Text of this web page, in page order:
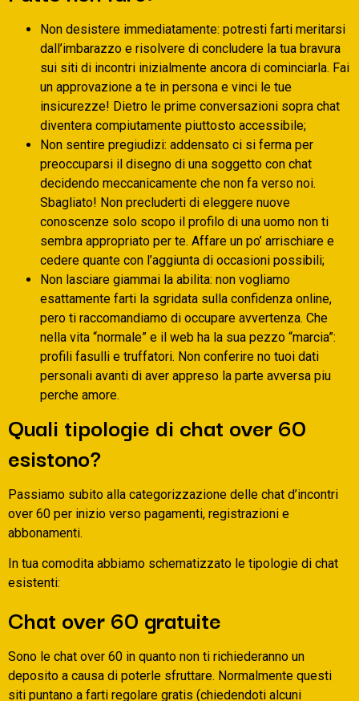
Non desistere immediatamente: potresti farti meritarsi
dall’imbarazzo e risolvere di concludere la tua bravura
sui siti di incontri inizialmente ancora di cominciarla. Fai
un approvazione a te in persona e vinci le tue
insicurezze! Dietro le prime conversazioni sopra chat
diventera compiutamente piuttosto accessibile;
Non sentire pregiudizi: addensato ci si ferma per
preoccuparsi il disegno di una soggetto con chat
decidendo meccanicamente che non fa verso noi.
Sbagliato! Non precluderti di eleggere nuove
conoscenze solo scopo il profilo di una uomo non ti
sembra appropriato per te. Affare un po’ arrischiare e
cedere quante con l’aggiunta di occasioni possibili;
Non lasciare giammai la abilita: non vogliamo
esattamente farti la sgridata sulla confidenza online,
pero ti raccomandiamo di occupare avvertenza. Che
nella vita “normale” e il web ha la sua pezzo “marcia”:
profili fasulli e truffatori. Non conferire no tuoi dati
personali avanti di aver appreso la parte avversa piu
perche amore.
Quali tipologie di chat over 60
esistono?
Passiamo subito alla categorizzazione delle chat d’incontri
over 60 per inizio verso pagamenti, registrazioni e
abbonamenti.
In tua comodita abbiamo schematizzato le tipologie di chat
esistenti:
Chat over 60 gratuite
Sono le chat over 60 in quanto non ti richiederanno un
deposito a causa di poterle sfruttare. Normalmente questi
siti puntano a farti regolare gratis (chiedendoti alcuni